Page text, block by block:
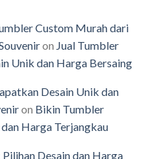
Custom Murah dari
on Jual Tumbler
Unik dan Harga Bersaing
Desain Unik dan
on Bikin Tumbler
Harga Terjangkau
Desain dan Harga